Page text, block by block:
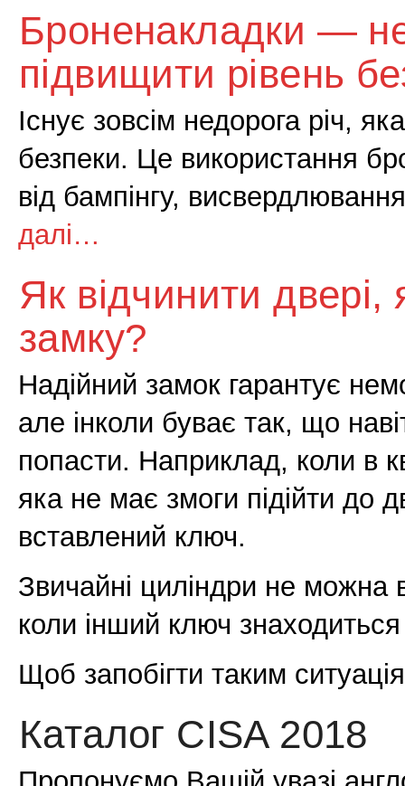
Броненакладки —
підвищити рівень
Існує зовсім недорога річ,
безпеки. Це використання
від бампінгу,
далі…
Як відчинити
замку?
Надійний замок гарантує
але інколи буває так, що
попасти. Наприклад, коли в
яка не має змоги підійти до
вставлений ключ.
Звичайні циліндри не можна
коли інший ключ
Щоб запобігти таким
Каталог CISA 2018